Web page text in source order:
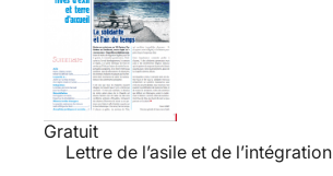
Gratuit
Lettre de l’asile et de l’intégration